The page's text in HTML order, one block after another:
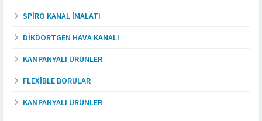
SPIRO KANAL İMALATI
DIKDÖRTGEN HAVA KANALI
KAMPANYALI ÜRÜNLER
FLEXIBLE BORULAR
KAMPANYALI ÜRÜNLER